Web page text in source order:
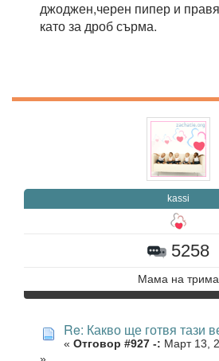
джоджен,черен пипер и
като за дроб сърма.
kassi
5258
Мама на трима
Re: Какво ще готвя тази
« Отговор #927 -: Март 13,